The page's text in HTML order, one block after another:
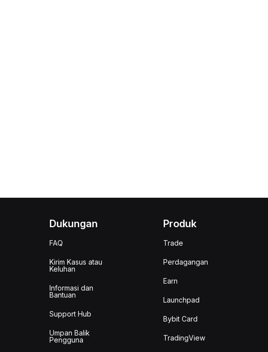
Dukungan
FAQ
Kirim Kasus atau
Keluhan
Informasi dan
Bantuan
Support Hub
Umpan Balik
Pengguna
Produk
Trade
Perdagangan
Earn
Launchpad
Bybit Card
TradingView